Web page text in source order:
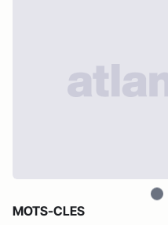
MOTS-CLES